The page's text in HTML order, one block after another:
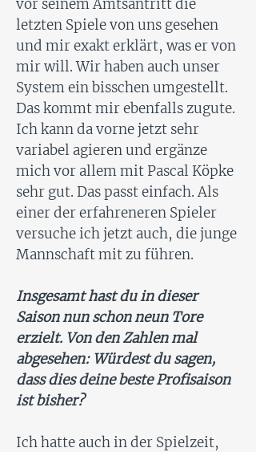
vor seinem Amtsantritt die
letzten Spiele von uns gesehen
und mir exakt erklärt, was er von
mir will. Wir haben auch unser
System ein bisschen umgestellt.
Das kommt mir ebenfalls zugute.
Ich kann da vorne jetzt sehr
variabel agieren und ergänze
mich vor allem mit Pascal Köpke
sehr gut. Das passt einfach. Als
einer der erfahreneren Spieler
versuche ich jetzt auch, die junge
Mannschaft mit zu führen.
Insgesamt hast du in dieser
Saison nun schon neun Tore
erzielt. Von den Zahlen mal
abgesehen: Würdest du sagen,
dass dies deine beste Profisaison
ist bisher?
Ich hatte auch in der Spielzeit,